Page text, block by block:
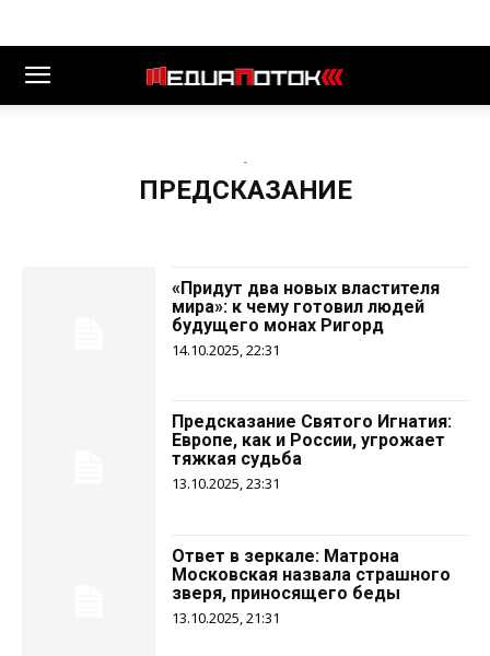
-
ПРЕДСКАЗАНИЕ
«Придут два новых властителя
мира»: к чему готовил людей
будущего монах Ригорд
14.10.2025, 22:31
Предсказание Святого Игнатия:
Европе, как и России, угрожает
тяжкая судьба
13.10.2025, 23:31
Ответ в зеркале: Матрона
Московская назвала страшного
зверя, приносящего беды
13.10.2025, 21:31